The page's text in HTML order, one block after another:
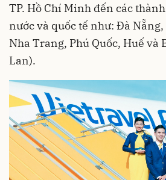
TP. Hồ Chí Minh đến các
nước và quốc tế như: Đà
Nha Trang, Phú Quốc, Huế và
Lan).